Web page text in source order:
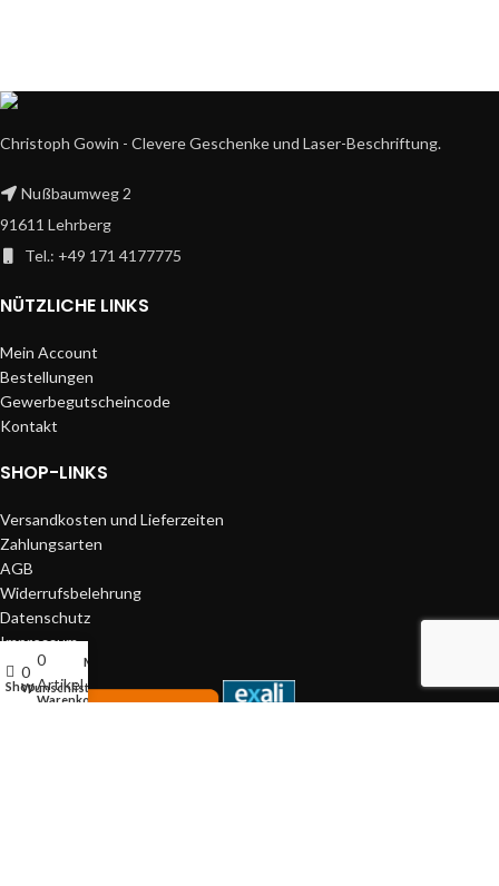
Christoph Gowin - Clevere Geschenke und Laser-Beschriftung.
Nußbaumweg 2
91611 Lehrberg
Tel.: +49 171 4177775
NÜTZLICHE LINKS
Mein Account
Bestellungen
Gewerbegutscheincode
Kontakt
SHOP-LINKS
Versandkosten und Lieferzeiten
Zahlungsarten
AGB
Widerrufsbelehrung
Datenschutz
Impressum
Shop
0
Wunschliste
0
Artikel
Warenkorb
Mein Account